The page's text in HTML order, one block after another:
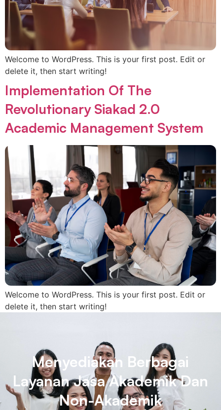
Welcome to WordPress. This is your first post. Edit or
delete it, then start writing!
Implementation Of The
Revolutionary Siakad 2.0
Academic Management System
Welcome to WordPress. This is your first post. Edit or
delete it, then start writing!
Menyediakan Berbagai
Layanan Jasa Akademik Dan
Non-Akademik